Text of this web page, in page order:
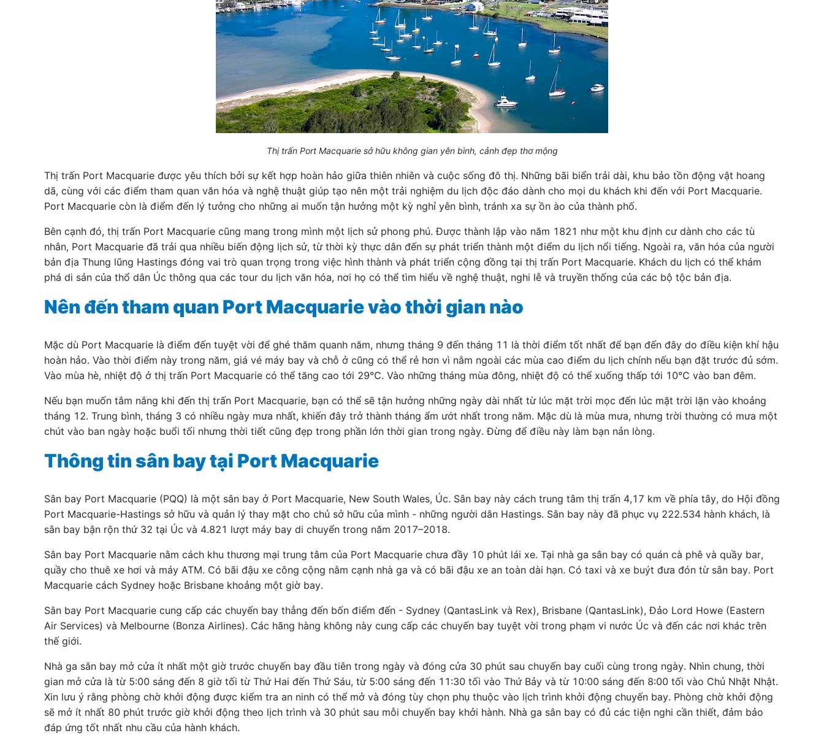
Thị trấn Port Macquarie sở hữu không gian yên bình, cảnh đẹp thơ mộng
Thị trấn Port Macquarie được yêu thích bởi sự kết hợp hoàn hảo giữa thiên nhiên và cuộc sống đô thị. Những bãi biển trải dài, khu bảo tồn động vật hoang
dã, cùng với các điểm tham quan văn hóa và nghệ thuật giúp tạo nên một trải nghiệm du lịch độc đáo dành cho mọi du khách khi đến với Port Macquarie.
Port Macquarie còn là điểm đến lý tưởng cho những ai muốn tận hưởng một kỳ nghỉ yên bình, tránh xa sự ồn ào của thành phố.
Bên cạnh đó, thị trấn Port Macquarie cũng mang trong mình một lịch sử phong phú. Được thành lập vào năm 1821 như một khu định cư dành cho các tù
nhân, Port Macquarie đã trải qua nhiều biến động lịch sử, từ thời kỳ thực dân đến sự phát triển thành một điểm du lịch nổi tiếng. Ngoài ra, văn hóa của người
bản địa Thung lũng Hastings đóng vai trò quan trọng trong việc hình thành và phát triển cộng đồng tại thị trấn Port Macquarie. Khách du lịch có thể khám
phá di sản của thổ dân Úc thông qua các tour du lịch văn hóa, nơi họ có thể tìm hiểu về nghệ thuật, nghi lễ và truyền thống của các bộ tộc bản địa.
Nên đến tham quan Port Macquarie vào thời gian nào
Mặc dù Port Macquarie là điểm đến tuyệt vời để ghé thăm quanh năm, nhưng tháng 9 đến tháng 11 là thời điểm tốt nhất để bạn đến đây do điều kiện khí hậu
hoàn hảo. Vào thời điểm này trong năm, giá vé máy bay và chỗ ở cũng có thể rẻ hơn vì nằm ngoài các mùa cao điểm du lịch chính nếu bạn đặt trước đủ sớm.
Vào mùa hè, nhiệt độ ở thị trấn Port Macquarie có thể tăng cao tới 29℃. Vào những tháng mùa đông, nhiệt độ có thể xuống thấp tới 10℃ vào ban đêm.
Nếu bạn muốn tắm nắng khi đến thị trấn Port Macquarie, bạn có thể sẽ tận hưởng những ngày dài nhất từ ​​lúc mặt trời mọc đến lúc mặt trời lặn vào khoảng
tháng 12. Trung bình, tháng 3 có nhiều ngày mưa nhất, khiến đây trở thành tháng ẩm ướt nhất trong năm. Mặc dù là mùa mưa, nhưng trời thường có mưa một
chút vào ban ngày hoặc buổi tối nhưng thời tiết cũng đẹp trong phần lớn thời gian trong ngày. Đừng để điều này làm bạn nản lòng.
Thông tin sân bay tại Port Macquarie
Sân bay Port Macquarie (PQQ) là một sân bay ở Port Macquarie, New South Wales, Úc. Sân bay này cách trung tâm thị trấn 4,17 km về phía tây, do Hội đồng
Port Macquarie-Hastings sở hữu và quản lý thay mặt cho chủ sở hữu của mình - những người dân Hastings. Sân bay này đã phục vụ 222.534 hành khách, là
sân bay bận rộn thứ 32 tại Úc và 4.821 lượt máy bay di chuyển trong năm 2017–2018.
Sân bay Port Macquarie nằm cách khu thương mại trung tâm của Port Macquarie chưa đầy 10 phút lái xe. Tại nhà ga sân bay có quán cà phê và quầy bar,
quầy cho thuê xe hơi và máy ATM. Có bãi đậu xe công cộng nằm cạnh nhà ga và có bãi đậu xe an toàn dài hạn. Có taxi và xe buýt đưa đón từ sân bay. Port
Macquarie cách Sydney hoặc Brisbane khoảng một giờ bay.
Sân bay Port Macquarie cung cấp các chuyến bay thẳng đến bốn điểm đến - Sydney (QantasLink và Rex), Brisbane (QantasLink), Đảo Lord Howe (Eastern
Air Services) và Melbourne (Bonza Airlines). Các hãng hàng không này cung cấp các chuyến bay tuyệt vời trong phạm vi nước Úc và đến các nơi khác trên
thế giới.
Nhà ga sân bay mở cửa ít nhất một giờ trước chuyến bay đầu tiên trong ngày và đóng cửa 30 phút sau chuyến bay cuối cùng trong ngày. Nhìn chung, thời
gian mở cửa là từ 5:00 sáng đến 8 giờ tối từ Thứ Hai đến Thứ Sáu, từ 5:00 sáng đến 11:30 tối vào Thứ Bảy và từ 10:00 sáng đến 8:00 tối vào Chủ Nhật Nhật.
Xin lưu ý rằng phòng chờ khởi động được kiểm tra an ninh có thể mở và đóng tùy chọn phụ thuộc vào lịch trình khởi động chuyến bay. Phòng chờ khởi động
sẽ mở ít nhất 80 phút trước giờ khởi động theo lịch trình và 30 phút sau mỗi chuyến bay khởi hành. Nhà ga sân bay có đủ các tiện nghi cần thiết, đảm bảo
đáp ứng tốt nhất nhu cầu của hành khách.